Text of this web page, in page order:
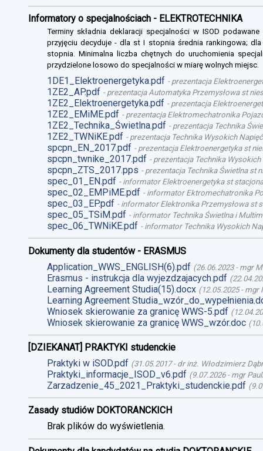
Informatory o specjalnościach - ELEKTROTECHNIKA
Terminy składnia deklaracji specjalności w ISOD
przyjęciu decyduje - dla st I stopnia średnia rankingowa;
stopnia. Minimalna liczba chętnych do uruchomienia
przydzielone losowo do specjalności w miarę wolnych miejsc.
1DE1_Elektroenergetyka.pdf - prezentacja
1ZE2_AP.pdf - prezentacja Automatyka Przemysłowa st
1ZE2_Elektroenergetyka.pdf - prezentacja
1ZE2_EMiME.pdf - prezentacja Elektromechatronika
1ZE2_Technika_Świetlna.pdf - prezentacja Technika
1ZE2_TWNiKE.pdf - prezentacja Technika Wysokich
spcpn_EN_2017.pdf - prezentacja Elektroenergetyka st
spcpn_twnike_2017.pdf - prezentacja Technika
spcpn_ZTS_2017.pps - prezentacja Technika Świetlna st
spec_01_EN.pdf - informator Elektroenergetyka st
spec_02_EMPiME.pdf - informator Ektromechatronika
spec_03_EP.pdf - informator Elektronika Przemysłowa st
spec_05_TSiM.pdf - informator Technika Świetlna i
spec_06_TWNiKE.pdf - informator Technika Wysokich
Dokumenty dla studentów - ERASMUS
Application_WWS_ENGLISH(6).pdf (26.06.2023- mgr
Erasmus - instrukcja dla wyjezdzajacych.pdf (
Learning Agreement Studia(15).docx (12.05.2025- mgr
Learning Agreement
Wniosek skierowanie za granicę WWS-5.pdf (
Wniosek skierowanie za granicę WWS_wzór.doc (
[DZIEKANAT] PRAKTYKI studenckie
Praktyki w iSOD.pdf (31.05.2017- dr inż. Włodzimierz
Praktyki_informacje_ISOD_v6.pdf (9.07.2026- mgr
Zarzadzenie_45_2021_Praktyki_studenckie.pdf (
Zasady studiów DOKTORANCKICH
Brak plików do wyświetlenia.